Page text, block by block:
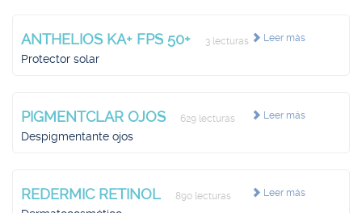
Leer más
ANTHELIOS KA+ FPS 50+ 3 lecturas
Protector solar
Leer más
PIGMENTCLAR OJOS 629 lecturas
Despigmentante ojos
Leer más
REDERMIC RETINOL 890 lecturas